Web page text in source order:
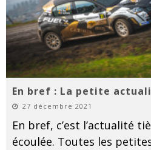
En bref : La petite
27 décembre 2021
En bref, c’est l’actualité
écoulée. Toutes les